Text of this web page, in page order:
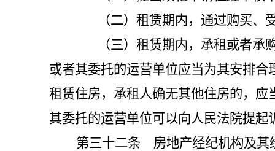
（二）租赁期内，通过购买、受
（三）租赁期内，承租或者承购
或者其委托的运营单位应当为其安排
租赁住房，承租人确无其他住房的，
其委托的运营单位可以向人民法院提
第三十二条 房地产经纪机构及其